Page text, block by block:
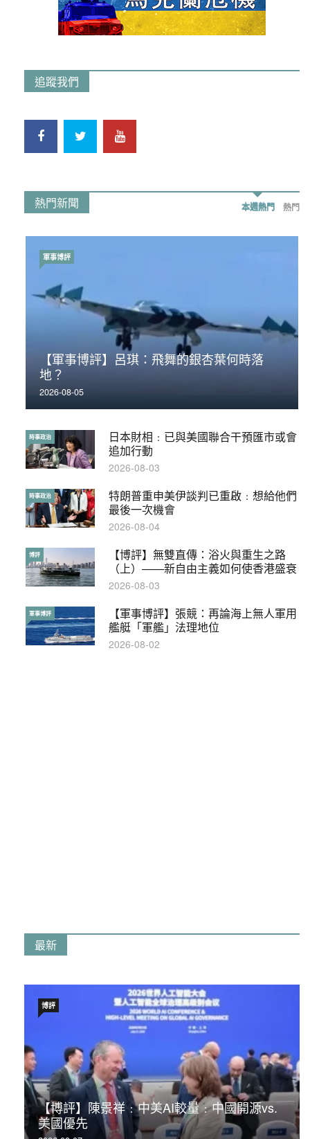
追蹤我們
熱門新聞 本週熱門 熱門
【軍事博評】呂琪：飛舞的銀杏葉何時落
地？
2026-08-05
軍事博評
日本財相﹕已與美國聯合干預匯市或會
追加行動
時事政治
2026-08-03
特朗普重申美伊談判已重啟﹕想給他們
最後一次機會
時事政治
2026-08-04
【博評】無雙直傳：浴火與重生之路
（上）——新自由主義如何使香港盛衰
博評
2026-08-03
【軍事博評】張競：再論海上無人軍用
艦艇「軍艦」法理地位
軍事博評
2026-08-02
荃灣反黑組「砌生豬肉」砌錯O記臥底4警員
被控
2019-11-01
時事政治
【輕百科】被抽中當陪審員能拒絕嗎？
輕百科
2017-10-17
【輕盤點】集會遊行陸續有來？一文盡
覽8月示威活動
輕盤點
2019-08-30
本港保護兒童法例雜亂互相矛盾家長易
墮法網
特稿
2019-05-21
【輕百科】甚麼按摩院要領牌？顧客涉
及刑責嗎？
輕百科
2021-05-13
最新
【博評】陳景祥﹕中美AI較量﹕中國開源vs.
美國優先
博評